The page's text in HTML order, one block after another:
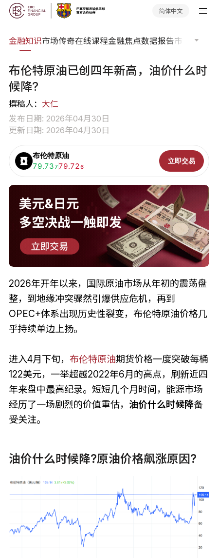
简体中文
金融知识市场传奇在线课程金融焦点数据报告市场分析
布伦特原油已创四年新高，油价什么时
候降?
撰稿人： 大仁
发布日期: 2026年04月30日
更新日期: 2026年04月30日
布伦特原油
买入:
79.73 7卖出:
79.72 6
立即交易
2026年开年以来，国际原油市场从年初的震荡盘
整，到地缘冲突骤然引爆供应危机，再到
OPEC+体系出现历史性裂变，布伦特原油价格几
乎持续单边上扬。
进入4月下旬， 布伦特原油期货价格一度突破每桶
122美元，一举超越2022年6月的高点，刷新近四
年来盘中最高纪录。短短几个月时间，能源市场
经历了一场剧烈的价值重估， 油价什么时候降备
受关注。
油价什么时候降?原油价格飙涨原因?